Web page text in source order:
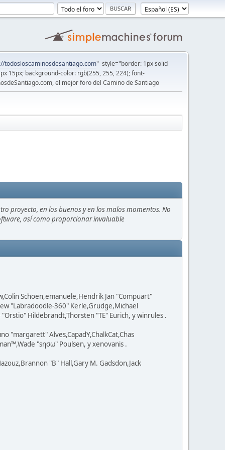
todosloscaminosdesantiago.com" style="border: 1px solid
15px; background-color: rgb(255, 255, 224); font-
el mejor foro del Camino de Santiago
proyecto, en los buenos y en los malos momentos. No
así como proporcionar invaluable
Schoen,emanuele,Hendrik Jan "Compuart"
"Labradoodle-360" Kerle,Grudge,Michael
Hildebrandt,Thorsten "TE" Eurich, y winrules .
"margarett" Alves,CapadY,ChalkCat,Chas
"sησω" Poulsen, y xenovanis .
"B" Hall,Gary M. Gadsdon,Jack